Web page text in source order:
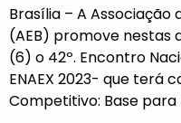
Brasília – A Associação
(AEB) promove
(6) o 42º. Encontro
ENAEX 2023- que terá
Competitivo: Base